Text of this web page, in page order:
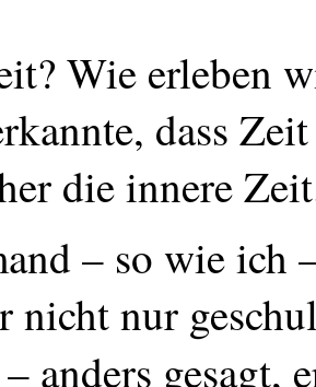
Wie erleben
dass
die innere
– so wie ich
nicht nur
anders gesagt,